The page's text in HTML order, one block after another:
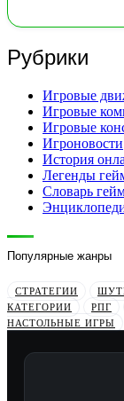
Рубрики
Игровые
Игровые
Игровые
Игроновости
История
Легенды
Словарь
Популярные жанры
СТРАТЕГИИ
КАТЕГОРИИ
РПГ
НАСТОЛЬНЫЕ ИГРЫ